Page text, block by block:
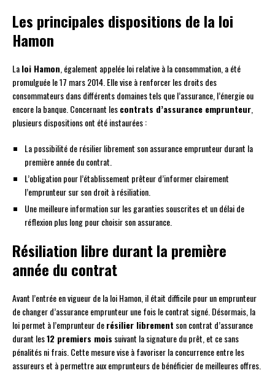
Les principales dispositions de la loi
Hamon
Laloi Hamon, également appelée loi relative à la consommation, a été
promulguée le 17 mars 2014. Elle vise à renforcer les droits des
consommateurs dans différents domaines tels que l’assurance, l’énergie ou
encore la banque. Concernant lescontrats d’assurance emprunteur,
plusieurs dispositions ont été instaurées :
La possibilité de résilier librement son assurance emprunteur durant la
première année du contrat.
L’obligation pour l’établissement prêteur d’informer clairement
l’emprunteur sur son droit à résiliation.
Une meilleure information sur les garanties souscrites et un délai de
réflexion plus long pour choisir son assurance.
Résiliation libre durant la première
année du contrat
Avant l’entrée en vigueur de la loi Hamon, il était difficile pour un emprunteur
de changer d’assurance emprunteur une fois le contrat signé. Désormais, la
loi permet à l’emprunteur derésilier librement son contrat d’assurance
durant les12 premiers mois suivant la signature du prêt, et ce sans
pénalités ni frais. Cette mesure vise à favoriser la concurrence entre les
assureurs et à permettre aux emprunteurs de bénéficier de meilleures offres.